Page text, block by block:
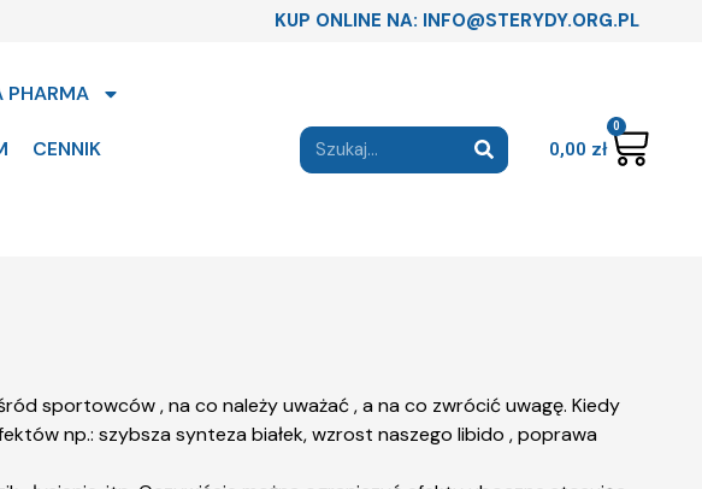
KUP ONLINE NA: INFO@STERYDY.ORG.PL
PHARMA
CENNIK 0,00 zł
0
sportowców , na co należy uważać , a na co zwrócić uwagę. Kiedy
np.: szybsza synteza białek, wzrost naszego libido , poprawa